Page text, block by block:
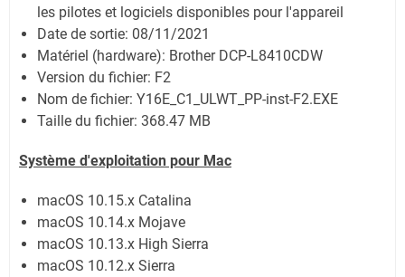
les pilotes et logiciels disponibles pour l'appareil
Date de sortie: 08/11/2021
Matériel (hardware): Brother DCP-L8410CDW
Version du fichier: F2
Nom de fichier: Y16E_C1_ULWT_PP-inst-F2.EXE
Taille du fichier: 368.47 MB
Système d'exploitation pour Mac
macOS 10.15.x Catalina
macOS 10.14.x Mojave
macOS 10.13.x High Sierra
macOS 10.12.x Sierra